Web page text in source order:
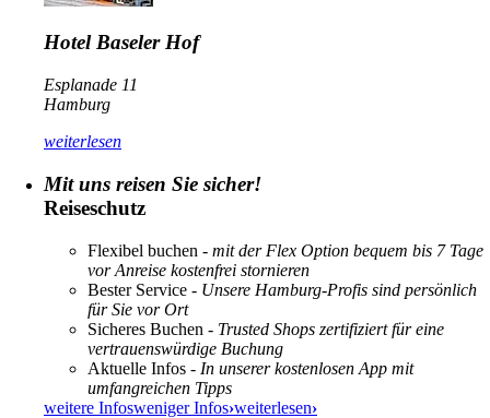
Hotel Baseler Hof
Esplanade 11
Hamburg
weiterlesen
Mit uns reisen Sie sicher!
Reiseschutz
Flexibel buchen - mit der Flex Option bequem bis 7 Tage
vor Anreise kostenfrei stornieren
Bester Service - Unsere Hamburg-Profis sind persönlich
für Sie vor Ort
Sicheres Buchen - Trusted Shops zertifiziert für eine
vertrauenswürdige Buchung
Aktuelle Infos - In unserer kostenlosen App mit
umfangreichen Tipps
weitere Infosweniger Infos›weiterlesen›